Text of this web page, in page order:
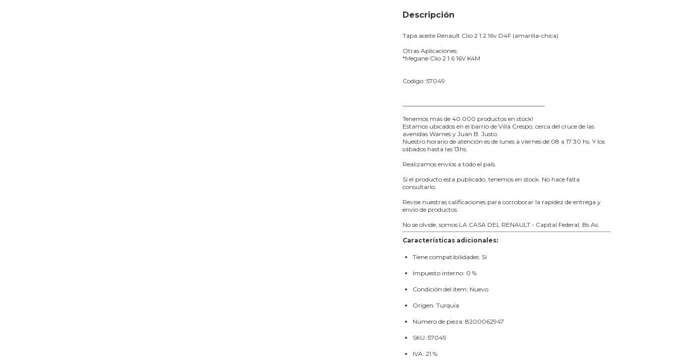
Descripción
Tapa aceite Renault Clio 2 1.2 16v D4F (amarilla-chica)
Otras Aplicaciones:
*Megane Clio 2 1.6 16V K4M
Codigo: 57049
Tenemos más de 40.000 productos en stock!
Estamos ubicados en el barrio de Villa Crespo, cerca del cruce de las
avenidas Warnes y Juan B. Justo.
Nuestro horario de atención es de lunes a viernes de 08 a 17:30 hs. Y los
sábados hasta las 13hs.
Realizamos envíos a todo el país.
Si el producto esta publicado, tenemos en stock. No hace falta
consultarlo.
Revise nuestras calificaciones para corroborar la rapidez de entrega y
envío de productos
No se olvide, somos LA CASA DEL RENAULT - Capital Federal, Bs As.
Características adicionales:
Tiene compatibilidades: Sí
Impuesto interno: 0 %
Condición del ítem: Nuevo
Origen: Turquía
Número de pieza: 8200062947
SKU: 57049
IVA: 21 %